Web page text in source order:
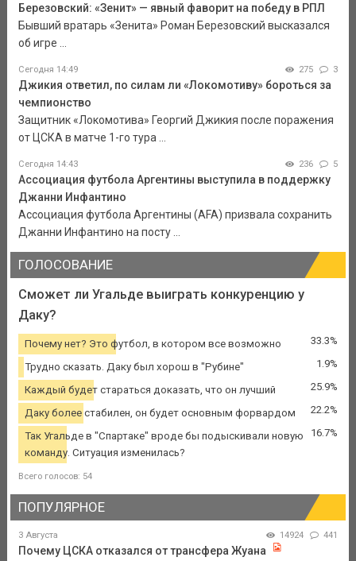
Березовский: «Зенит» — явный фаворит на победу в РПЛ
Бывший вратарь «Зенита» Роман Березовский высказался
об игре ...
Сегодня 14:49 275 3
Джикия ответил, по силам ли «Локомотиву» бороться за
чемпионство
Защитник «Локомотива» Георгий Джикия после поражения
от ЦСКА в матче 1-го тура ...
Сегодня 14:43 236 5
Ассоциация футбола Аргентины выступила в поддержку
Джанни Инфантино
Ассоциация футбола Аргентины (AFA) призвала сохранить
Джанни Инфантино на посту ...
ГОЛОСОВАНИЕ
Сможет ли Угальде выиграть конкуренцию у
Даку?
Почему нет? Это футбол, в котором все возможно 33.3%
Трудно сказать. Даку был хорош в "Рубине" 1.9%
Каждый будет стараться доказать, что он лучший 25.9%
Даку более стабилен, он будет основным форвардом 22.2%
Так Угальде в "Спартаке" вроде бы подыскивали новую
команду. Ситуация изменилась?
16.7%
Всего голосов: 54
ПОПУЛЯРНОЕ
3 Августа 14924 441
Почему ЦСКА отказался от трансфера Жуана